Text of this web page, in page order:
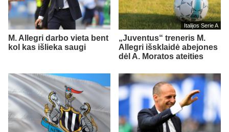
M. Allegri darbo vieta bent
kol kas išlieka saugi
Italijos Serie A
„Juventus“ treneris M.
Allegri išsklaidė abejones
dėl A. Moratos ateities